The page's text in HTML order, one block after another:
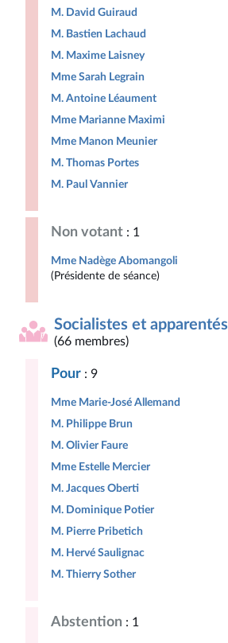
M. David Guiraud
M. Bastien Lachaud
M. Maxime Laisney
Mme Sarah Legrain
M. Antoine Léaument
Mme Marianne Maximi
Mme Manon Meunier
M. Thomas Portes
M. Paul Vannier
Non votant : 1
Mme Nadège Abomangoli
(Présidente de séance)
Socialistes et apparentés
(66 membres)
Pour : 9
Mme Marie-José Allemand
M. Philippe Brun
M. Olivier Faure
Mme Estelle Mercier
M. Jacques Oberti
M. Dominique Potier
M. Pierre Pribetich
M. Hervé Saulignac
M. Thierry Sother
Abstention : 1